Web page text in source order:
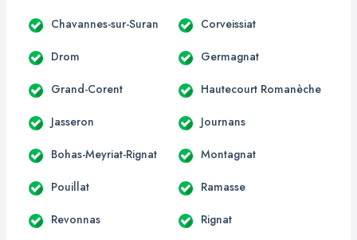
Chavannes-sur-Suran Corveissiat
Drom Germagnat
Grand-Corent Hautecourt Romanèche
Jasseron Journans
Bohas-Meyriat-Rignat Montagnat
Pouillat Ramasse
Revonnas Rignat